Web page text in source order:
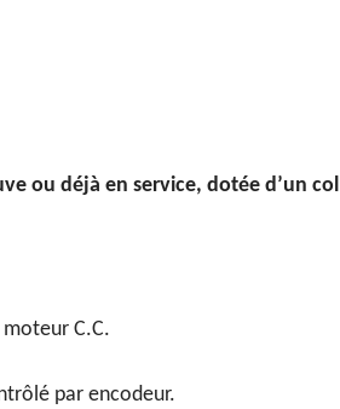
ou déjà en service, dotée d’un col
C.C.
par encodeur.